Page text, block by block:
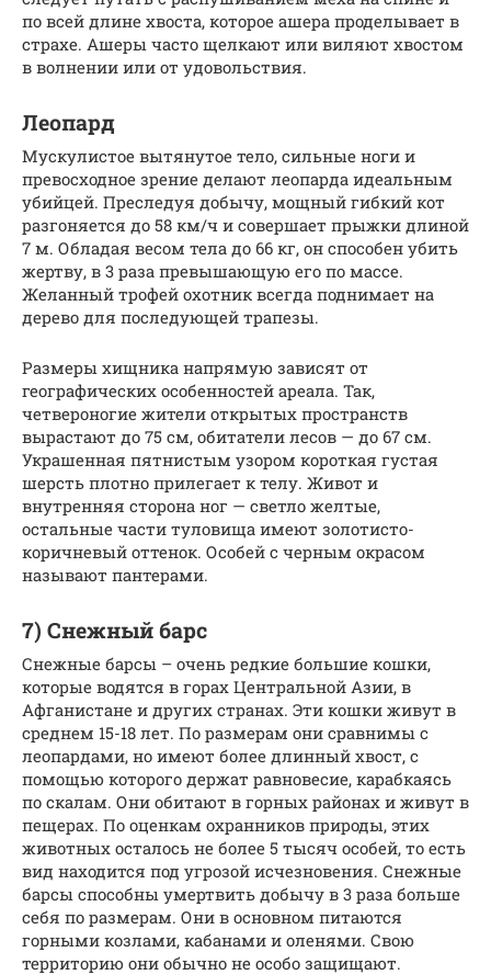
по всей длине хвоста, которое ашера проделывает в
страхе. Ашеры часто щелкают или виляют хвостом
в волнении или от удовольствия.
Леопард
Мускулистое вытянутое тело, сильные ноги и
превосходное зрение делают леопарда идеальным
убийцей. Преследуя добычу, мощный гибкий кот
разгоняется до 58 км/ч и совершает прыжки длиной
7 м. Обладая весом тела до 66 кг, он способен убить
жертву, в 3 раза превышающую его по массе.
Желанный трофей охотник всегда поднимает на
дерево для последующей трапезы.
Размеры хищника напрямую зависят от
географических особенностей ареала. Так,
четвероногие жители открытых пространств
вырастают до 75 см, обитатели лесов — до 67 см.
Украшенная пятнистым узором короткая густая
шерсть плотно прилегает к телу. Живот и
внутренняя сторона ног — светло желтые,
остальные части туловища имеют золотисто-
коричневый оттенок. Особей с черным окрасом
называют пантерами.
7) Снежный барс
Снежные барсы – очень редкие большие кошки,
которые водятся в горах Центральной Азии, в
Афганистане и других странах. Эти кошки живут в
среднем 15-18 лет. По размерам они сравнимы с
леопардами, но имеют более длинный хвост, с
помощью которого держат равновесие, карабкаясь
по скалам. Они обитают в горных районах и живут в
пещерах. По оценкам охранников природы, этих
животных осталось не более 5 тысяч особей, то есть
вид находится под угрозой исчезновения. Снежные
барсы способны умертвить добычу в 3 раза больше
себя по размерам. Они в основном питаются
горными козлами, кабанами и оленями. Свою
территорию они обычно не особо защищают.